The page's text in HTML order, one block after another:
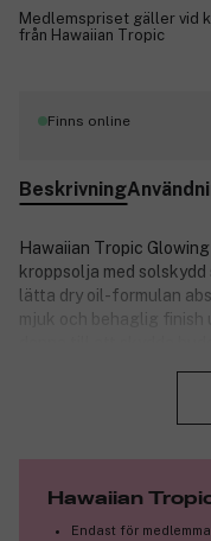
Medlemspriset gäller vid
från Hawaiian Tropic
Finns online
Beskrivning
Hawaiian Tropic
kroppsolja med
lätta dry oil-formulan
mjuk och behaglig
Hawaiian
Endast för